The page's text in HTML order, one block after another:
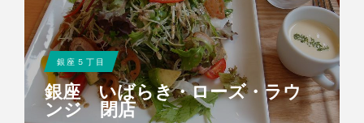
銀座５丁目
銀座 いばらき・ローズ・ラウ
ンジ 閉店